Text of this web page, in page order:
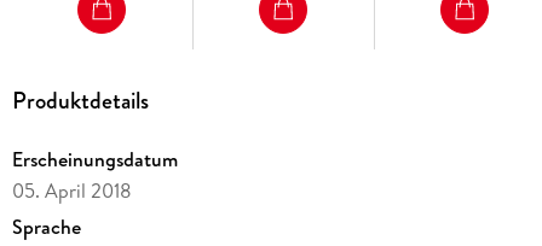
Produktdetails
Erscheinungsdatum
05. April 2018
Sprache